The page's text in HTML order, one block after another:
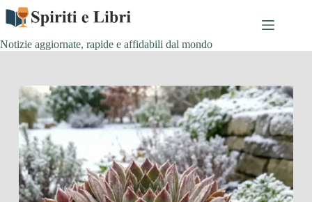
Salta
contenuto
Notizie aggiornate, rapide e affidabili dal mondo